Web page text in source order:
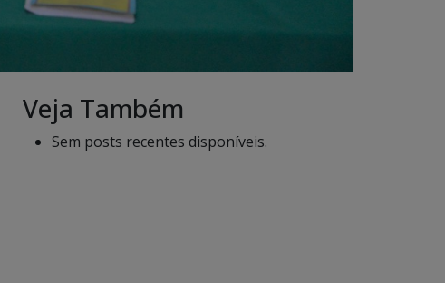
Veja Também
Sem posts recentes disponíveis.